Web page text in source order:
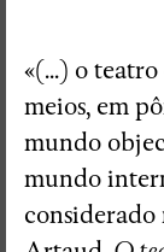
«(...) o
meios, em
mundo
mundo